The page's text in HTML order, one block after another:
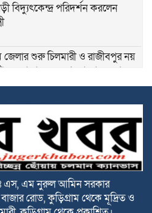
বিদ্যুৎকেন্দ্র পরিদর্শন করলেন
জেলার শুরু চিলমারী ও রাজীবপুর নয়
এলাকায় যেন আমরা ভাঙন রোধ
এবং এখানকার কোন মানুষের যেন
না যায়। সে জন্যই বর্তমান
এই প্রকল্পগুলো হাতে নিয়েছেন-পানি
আজাদ
বর্নিল আয়োজনে কৃষক সম্মেলন
এস, এম নুরুল আমিন সরকার
রোড, কুড়িগ্রাম থেকে মূদ্রিত ও